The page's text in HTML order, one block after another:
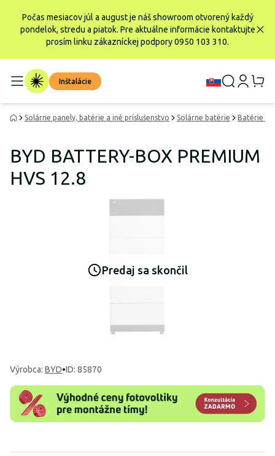
Počas mesiacov júl a august je náš showroom otvorený každý
pondelok, stredu a piatok. Pre aktuálne informácie kontaktujte
prosím linku zákazníckej podpory 0950 103 310.
Inštalácie
Solárne panely, batérie a iné príslušenstvo Solárne batérie Batérie
BYD BATTERY-BOX PREMIUM
HVS 12.8
Predaj sa skončil
Výrobca: BYD•ID: 85870